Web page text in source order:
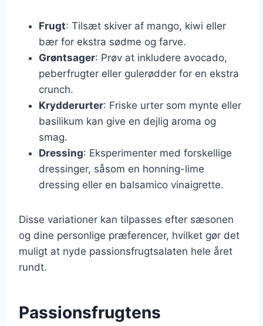
Frugt: Tilsæt skiver af mango, kiwi eller
bær for ekstra sødme og farve.
Grøntsager: Prøv at inkludere avocado,
peberfrugter eller gulerødder for en ekstra
crunch.
Krydderurter: Friske urter som mynte eller
basilikum kan give en dejlig aroma og
smag.
Dressing: Eksperimenter med forskellige
dressinger, såsom en honning-lime
dressing eller en balsamico vinaigrette.
Disse variationer kan tilpasses efter sæsonen
og dine personlige præferencer, hvilket gør det
muligt at nyde passionsfrugtsalaten hele året
rundt.
Passionsfrugtens